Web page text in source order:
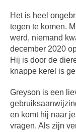
Het is heel
tegen te komen.
werd, niemand
december 2020
Hij is door de
knappe kerel is
Greyson is een
en komt hij naar
vragen. Als zijn